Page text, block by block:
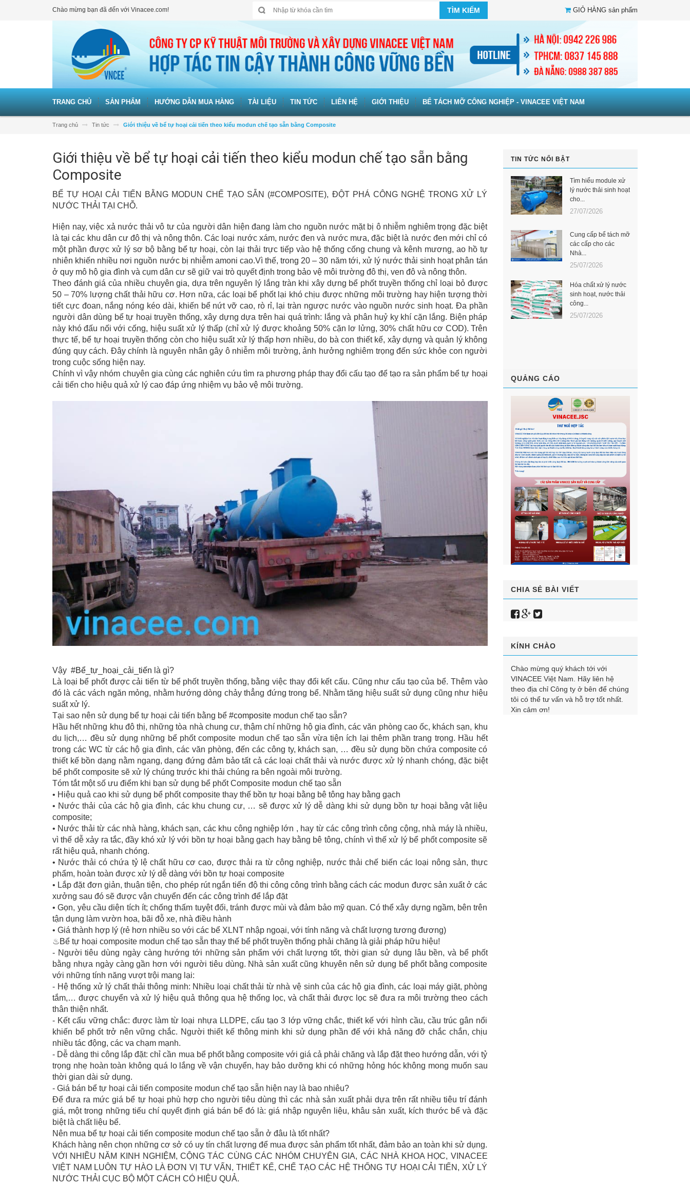
Chào mừng bạn đã đến với Vinacee.com! TÌM KIẾM GIỎ HÀNG sản phẩm
TRANG CHỦ SẢN PHẨM HƯỚNG DẪN MUA HÀNG TÀI LIỆU TIN TỨC LIÊN HỆ GIỚI THIỆU BỂ TÁCH MỠ CÔNG NGHIỆP - VINACEE VIỆT NAM
Trang chủ Tin tức Giới thiệu về bể tự hoại cải tiến theo kiểu modun chế tạo sẵn bằng Composite
Giới thiệu về bể tự hoại cải tiến theo kiểu modun chế tạo sẵn bằng
Composite
BỂ TỰ HOẠI CẢI TIẾN BẰNG MODUN CHẾ TẠO SẴN (#COMPOSITE), ĐỘT PHÁ CÔNG NGHỆ TRONG XỬ LÝ
NƯỚC THẢI TẠI CHỖ.
Hiện nay, việc xả nước thải vô tư của người dân hiện đang làm cho nguồn nước mặt bị ô nhiễm nghiêm trọng đặc biệt
là tại các khu dân cư đô thị và nông thôn. Các loại nước xám, nước đen và nước mưa, đặc biệt là nước đen mới chỉ có
một phần được xử lý sơ bộ bằng bể tự hoại, còn lại thải trực tiếp vào hệ thống cống chung và kênh mương, ao hồ tự
nhiên khiến nhiều nơi nguồn nước bị nhiễm amoni cao.Vì thế, trong 20 – 30 năm tới, xử lý nước thải sinh hoạt phân tán
ở quy mô hộ gia đình và cụm dân cư sẽ giữ vai trò quyết định trong bảo vệ môi trường đô thị, ven đô và nông thôn.
Theo đánh giá của nhiều chuyên gia, dựa trên nguyên lý lắng tràn khi xây dựng bể phốt truyền thống chỉ loại bỏ được
50 – 70% lượng chất thải hữu cơ. Hơn nữa, các loại bể phốt lại khó chịu được những môi trường hay hiện tượng thời
tiết cực đoan, nắng nóng kéo dài, khiến bể nứt vỡ cao, rò rỉ, lại tràn ngược nước vào nguồn nước sinh hoạt. Đa phần
người dân dùng bể tự hoại truyền thống, xây dựng dựa trên hai quá trình: lắng và phân huỷ kỵ khí cặn lắng. Biện pháp
này khó đấu nối với cống, hiệu suất xử lý thấp (chỉ xử lý được khoảng 50% cặn lơ lửng, 30% chất hữu cơ COD). Trên
thực tế, bể tự hoại truyền thống còn cho hiệu suất xử lý thấp hơn nhiều, do bà con thiết kế, xây dựng và quản lý không
đúng quy cách. Đây chính là nguyên nhân gây ô nhiễm môi trường, ảnh hưởng nghiêm trọng đến sức khỏe con người
trong cuộc sống hiện nay.
Chính vì vậy nhóm chuyên gia cùng các nghiên cứu tìm ra phương pháp thay đổi cấu tạo để tạo ra sản phẩm bể tự hoại
cải tiến cho hiệu quả xử lý cao đáp ứng nhiệm vụ bảo vệ môi trường.
Vậy #Bể_tự_hoại_cải_tiến là gì?
Là loại bể phốt được cải tiến từ bể phốt truyền thống, bằng việc thay đổi kết cấu. Cũng như cấu tạo của bể. Thêm vào
đó là các vách ngăn mỏng, nhằm hướng dòng chảy thẳng đứng trong bể. Nhằm tăng hiệu suất sử dụng cũng như hiệu
suất xử lý.
Tại sao nên sử dụng bể tự hoại cải tiến bằng bể #composite modun chế tạo sẵn?
Hầu hết những khu đô thị, những tòa nhà chung cư, thậm chí những hộ gia đình, các văn phòng cao ốc, khách sạn, khu
du lịch,… đều sử dụng những bể phốt composite modun chế tạo sẵn vừa tiện ích lại thêm phần trang trọng. Hầu hết
trong các WC từ các hộ gia đình, các văn phòng, đến các công ty, khách sạn, … đều sử dụng bồn chứa composite có
thiết kế bồn dạng nằm ngang, dạng đứng đảm bảo tất cả các loại chất thải và nước được xử lý nhanh chóng, đặc biệt
bể phốt composite sẽ xử lý chúng trước khi thải chúng ra bên ngoài môi trường.
Tóm tắt một số ưu điểm khi bạn sử dụng bể phốt Composite modun chế tạo sẵn
• Hiệu quả cao khi sử dụng bể phốt composite thay thế bồn tự hoại bằng bê tông hay bằng gạch
• Nước thải của các hộ gia đình, các khu chung cư, … sẽ được xử lý dễ dàng khi sử dụng bồn tự hoại bằng vật liệu
composite;
• Nước thải từ các nhà hàng, khách sạn, các khu công nghiệp lớn , hay từ các công trình công cộng, nhà máy là nhiều,
vì thế dễ xảy ra tắc, đầy khó xử lý với bồn tự hoại bằng gạch hay bằng bê tông, chính vì thế xử lý bể phốt composite sẽ
rất hiệu quả, nhanh chóng.
• Nước thải có chứa tỷ lệ chất hữu cơ cao, được thải ra từ công nghiệp, nước thải chế biến các loại nông sản, thực
phẩm, hoàn toàn được xử lý dễ dàng với bồn tự hoại composite
• Lắp đặt đơn giản, thuận tiện, cho phép rút ngắn tiến độ thi công công trình bằng cách các modun được sản xuất ở các
xưởng sau đó sẽ được vận chuyển đến các công trình để lắp đặt
• Gọn, yêu cầu diện tích ít; chống thấm tuyệt đối, tránh được mùi và đảm bảo mỹ quan. Có thể xây dựng ngầm, bên trên
tận dụng làm vườn hoa, bãi đỗ xe, nhà điều hành
• Giá thành hợp lý (rẻ hơn nhiều so với các bể XLNT nhập ngoại, với tính năng và chất lượng tương đương)
♨Bể tự hoại composite modun chế tạo sẵn thay thế bể phốt truyền thống phải chăng là giải pháp hữu hiệu!
- Người tiêu dùng ngày càng hướng tới những sản phẩm với chất lượng tốt, thời gian sử dụng lâu bền, và bể phốt
bằng nhựa ngày càng gần hơn với người tiêu dùng. Nhà sản xuất cũng khuyên nên sử dụng bể phốt bằng composite
với những tính năng vượt trội mang lại:
- Hệ thống xử lý chất thải thông minh: Nhiều loại chất thải từ nhà vệ sinh của các hộ gia đình, các loại máy giặt, phòng
tắm,… được chuyển và xử lý hiệu quả thông qua hệ thống lọc, và chất thải được lọc sẽ đưa ra môi trường theo cách
thân thiện nhất.
- Kết cấu vững chắc: được làm từ loại nhựa LLDPE, cấu tạo 3 lớp vững chắc, thiết kế với hình cầu, cầu trúc gân nổi
khiến bể phốt trở nên vững chắc. Người thiết kế thông minh khi sử dụng phần đế với khả năng đỡ chắc chắn, chịu
nhiều tác động, các va chạm mạnh.
- Dễ dàng thi công lắp đặt: chỉ cần mua bể phốt bằng composite với giá cả phải chăng và lắp đặt theo hướng dẫn, với tỷ
trọng nhẹ hoàn toàn không quá lo lắng về vận chuyển, hay bảo dưỡng khi có những hỏng hóc không mong muốn sau
thời gian dài sử dụng.
- Giá bán bể tự hoại cải tiến composite modun chế tạo sẵn hiện nay là bao nhiêu?
Để đưa ra mức giá bể tự hoại phù hợp cho người tiêu dùng thì các nhà sản xuất phải dựa trên rất nhiều tiêu trí đánh
giá, một trong những tiếu chí quyết định giá bán bể đó là: giá nhập nguyên liệu, khâu sản xuất, kích thước bể và đặc
biệt là chất liệu bể.
Nên mua bể tự hoại cải tiến composite modun chế tạo sẵn ở đâu là tốt nhất?
Khách hàng nên chọn những cơ sở có uy tín chất lượng để mua được sản phẩm tốt nhất, đảm bảo an toàn khi sử dụng.
VỚI NHIỀU NĂM KINH NGHIỆM, CỘNG TÁC CÙNG CÁC NHÓM CHUYÊN GIA, CÁC NHÀ KHOA HỌC, VINACEE
VIỆT NAM LUÔN TỰ HÀO LÀ ĐƠN VỊ TƯ VẤN, THIẾT KẾ, CHẾ TẠO CÁC HỆ THỐNG TỰ HOẠI CẢI TIẾN, XỬ LÝ
NƯỚC THẢI CỤC BỘ MỘT CÁCH CÓ HIỆU QUẢ.
TIN TỨC NỔI BẬT
Tìm hiểu module xử
lý nước thải sinh hoạt
cho...
27/07/2026
Cung cấp bể tách mỡ
các cấp cho các
Nhà...
25/07/2026
Hóa chất xử lý nước
sinh hoạt, nước thải
công...
25/07/2026
QUẢNG CÁO
CHIA SẺ BÀI VIẾT
KÍNH CHÀO
Chào mừng quý khách tới với
VINACEE Việt Nam. Hãy liên hệ
theo địa chỉ Công ty ở bên để chúng
tôi có thể tư vấn và hỗ trợ tốt nhất.
Xin cảm ơn!